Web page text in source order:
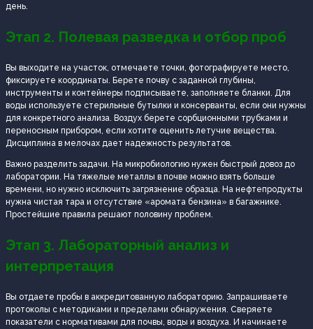
день.
Этап 2. Полевая разведка и отбор проб
Вы выходите на участок, отмечаете точки, фотографируете место,
фиксируете координаты. Берете почву с заданной глубины,
инструменты и контейнеры подписываете, заполняете бланки. Для
воды используете стерильные бутылки и консерванты, если они нужны
для конкретного анализа. Воздух берете сорбционными трубками и
переносным прибором, если хотите оценить летучие вещества.
Дисциплина в мелочах дает надежность результатов.
Важно разделить задачи. На микробиологию нужен быстрый довоз до
лаборатории. На тяжелые металлы в почве можно взять больше
времени, но нужно исключить загрязнение образца. На нефтепродукты
нужна чистая тара и отсутствие «аромата бензина» в багажнике.
Простейшие правила решают половину проблем.
Этап 3. Лабораторный анализ и
интерпретация
Вы отдаете пробы в аккредитованную лабораторию. Запрашиваете
протоколы с методиками и пределами обнаружения. Сверяете
показатели с нормативами для почвы, воды и воздуха. И начинаете